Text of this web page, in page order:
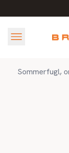
Sommerfugl,